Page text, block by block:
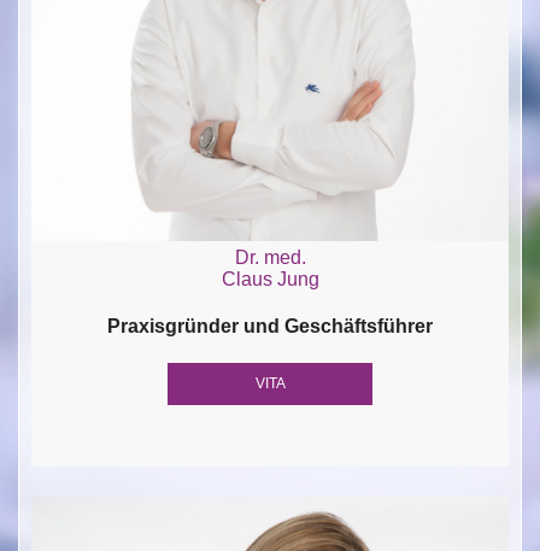
Dr. med.
Claus Jung
Praxisgründer und Geschäftsführer
VITA